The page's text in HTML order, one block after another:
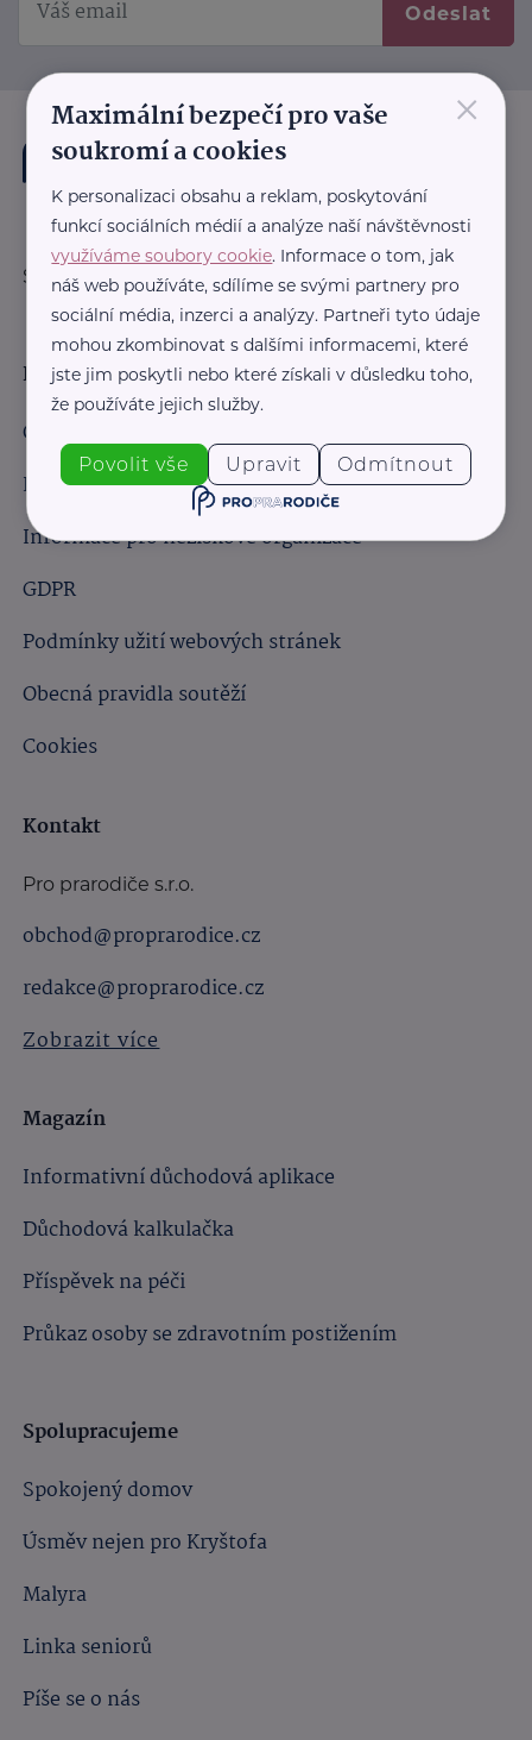
Odeslat
Sledujte nás:
Důležité odkazy
Obchodní podmínky
Informace pro obchodní partnery
Informace pro neziskové organizace
GDPR
Podmínky užití webových stránek
Obecná pravidla soutěží
Cookies
Kontakt
Pro prarodiče s.r.o.
obchod@proprarodice.cz
redakce@proprarodice.cz
Zobrazit více
Magazín
Informativní důchodová aplikace
Důchodová kalkulačka
Příspěvek na péči
Průkaz osoby se zdravotním postižením
Spolupracujeme
Spokojený domov
Úsměv nejen pro Kryštofa
Malyra
Linka seniorů
Píše se o nás
×
Maximální bezpečí pro vaše
soukromí a cookies
K personalizaci obsahu a reklam, poskytování
funkcí sociálních médií a analýze naší návštěvnosti
využíváme soubory cookie. Informace o tom, jak
náš web používáte, sdílíme se svými partnery pro
sociální média, inzerci a analýzy. Partneři tyto údaje
mohou zkombinovat s dalšími informacemi, které
jste jim poskytli nebo které získali v důsledku toho,
že používáte jejich služby.
Povolit vše Upravit Odmítnout